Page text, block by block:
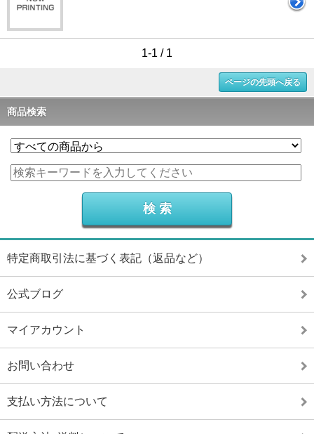
1-1 / 1
ページの先頭へ戻る
商品検索
特定商取引法に基づく表記（返品など）
公式ブログ
マイアカウント
お問い合わせ
支払い方法について